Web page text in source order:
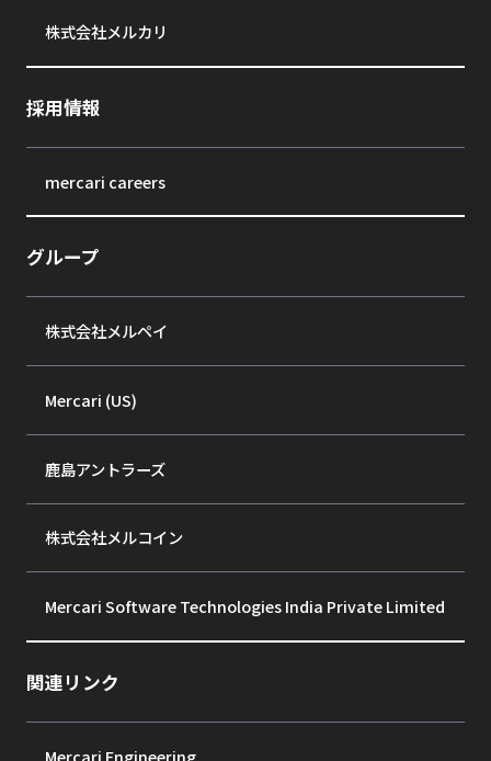
株式会社メルカリ
採用情報
mercari careers
グループ
株式会社メルペイ
Mercari (US)
鹿島アントラーズ
株式会社メルコイン
Mercari Software Technologies India Private Limited
関連リンク
Mercari Engineering